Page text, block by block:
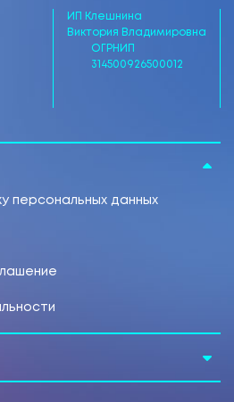
ИП Клешнина
Виктория Владимировна
ОГРНИП
314500926500012
персональных данных